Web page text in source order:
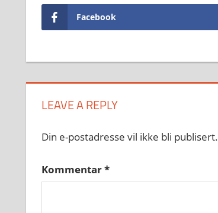
Facebook
LEAVE A REPLY
Din e-postadresse vil ikke bli publisert.
Kommentar*